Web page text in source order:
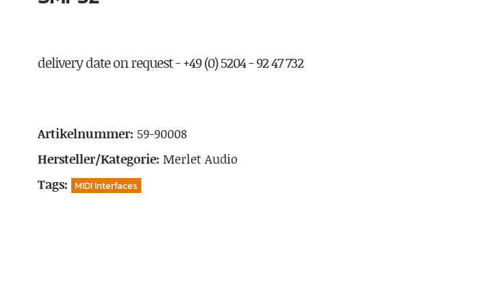
delivery date on request - +49 (0) 5204 - 92 47 732
Artikelnummer: 59-90008
Hersteller/Kategorie: Merlet Audio
Tags: MIDI Interfaces